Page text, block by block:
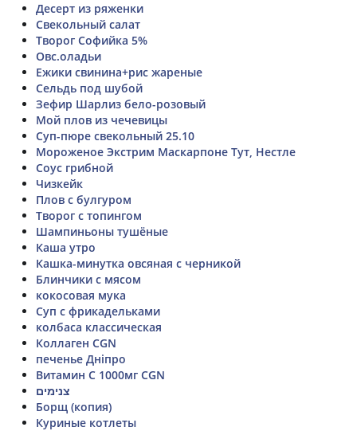
Десерт из ряженки
Свекольный салат
Творог Софийка 5%
Овс.оладьи
Ежики свинина+рис жареные
Сельдь под шубой
Зефир Шарлиз бело-розовый
Мой плов из чечевицы
Суп-пюре свекольный 25.10
Мороженое Экстрим Маскарпоне Тут, Нестле
Соус грибной
Чизкейк
Плов с булгуром
Творог с топингом
Шампиньоны тушёные
Каша утро
Кашка-минутка овсяная с черникой
Блинчики с мясом
кокосовая мука
Суп с фрикадельками
колбаса классическая
Коллаген CGN
печенье Дніпро
Витамин С 1000мг CGN
צנימים
Борщ (копия)
Куриные котлеты